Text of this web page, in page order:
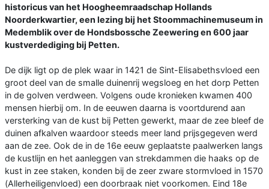
historicus van het Hoogheemraadschap Hollands
Noorderkwartier, een lezing bij het Stoommachinemuseum in
Medemblik over de Hondsbossche Zeewering en 600 jaar
kustverdediging bij Petten.
De dijk ligt op de plek waar in 1421 de Sint-Elisabethsvloed een
groot deel van de smalle duinenrij wegsloeg en het dorp Petten
in de golven verdween. Volgens oude kronieken kwamen 400
mensen hierbij om. In de eeuwen daarna is voortdurend aan
versterking van de kust bij Petten gewerkt, maar de zee bleef de
duinen afkalven waardoor steeds meer land prijsgegeven werd
aan de zee. Ook de in de 16e eeuw geplaatste paalwerken langs
de kustlijn en het aanleggen van strekdammen die haaks op de
kust in zee staken, konden bij de zeer zware stormvloed in 1570
(Allerheiligenvloed) een doorbraak niet voorkomen. Eind 18e